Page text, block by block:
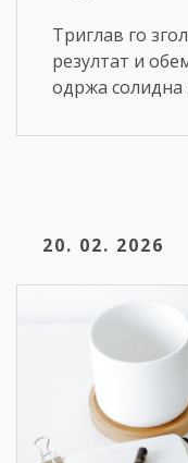
Триглав го
резултат и
одржа солидна
20. 02. 2026